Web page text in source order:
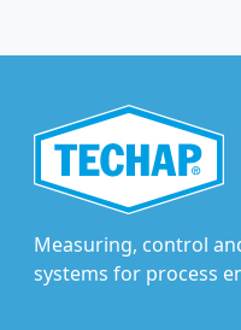
Measuring, control
systems for process